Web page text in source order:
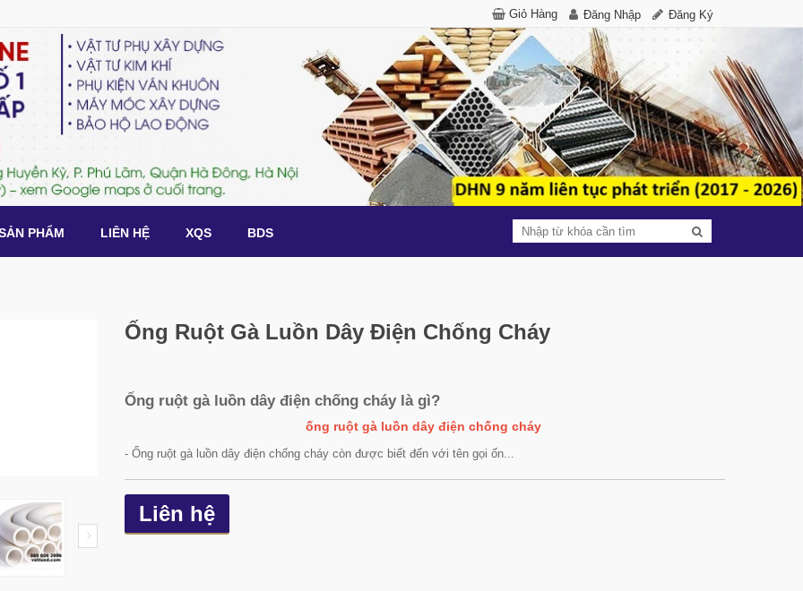
Giỏ Hàng Đăng Nhập Đăng Ký
PHẨM LIÊN HỆ XQS BDS
Ống Ruột Gà Luồn Dây Điện Chống Cháy
Ống ruột gà luồn dây điện chống cháy là gì?
ống ruột gà luồn dây điện chống cháy
- Ống ruột gà luồn dây điện chống cháy còn được biết đến với tên gọi ốn...
Liên hệ